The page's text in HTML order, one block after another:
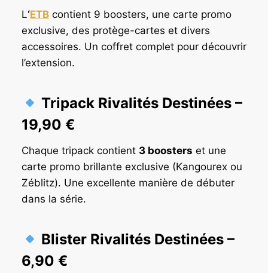
L‘ETB contient 9 boosters, une carte promo
exclusive, des protège-cartes et divers
accessoires. Un coffret complet pour découvrir
l’extension.
Tripack Rivalités Destinées –
19,90 €
Chaque tripack contient 3 boosters et une
carte promo brillante exclusive (Kangourex ou
Zéblitz). Une excellente manière de débuter
dans la série.
Blister Rivalités Destinées –
6,90 €